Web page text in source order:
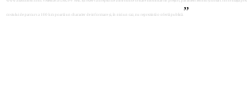
costului de parcurs a 100 km poartă un character de informare și, în nici un caz, nu reprezintă o ofertă publică. ”